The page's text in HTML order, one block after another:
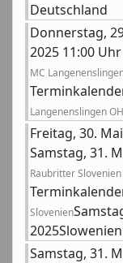
Deutschland
Donnerstag,
2025 11:00
MC
Langenenslingen OH
Freitag, 30.
Samstag, 31.
Raubritter Slovenien
Slovenien
2025Slowenien
Samstag, 31.